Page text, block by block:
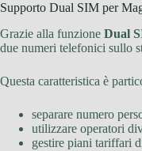
Supporto Dual SIM per
Grazie alla funzione Dual
due numeri telefonici sullo
Questa caratteristica è
separare numero
utilizzare operatori
gestire piani tariffari